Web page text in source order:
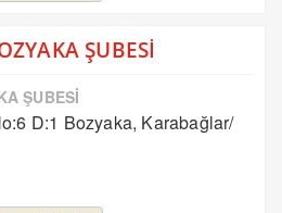
ŞUBESİ
ŞUBESİ
D:1 Bozyaka, Karabağlar/